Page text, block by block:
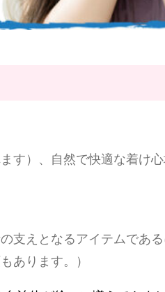
す）、自然で快適な着け
支えとなるアイテムである
あります。）